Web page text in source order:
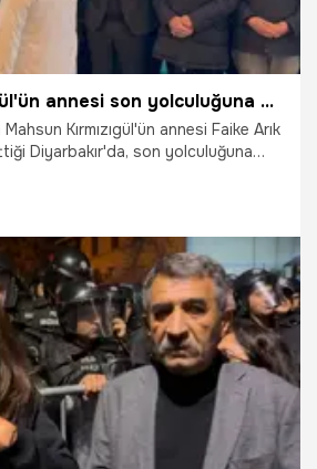
Mahsun Kırmızıgül'ün annesi son yolculuğuna uğurlandı
Kırmızıgül'ün annesi Faike Arık
Diyarbakır'da, son yolculuğuna